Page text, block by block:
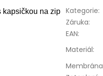
kapsičkou na zip
Kategorie:
Záruka:
EAN:
Materiál:
Membrána